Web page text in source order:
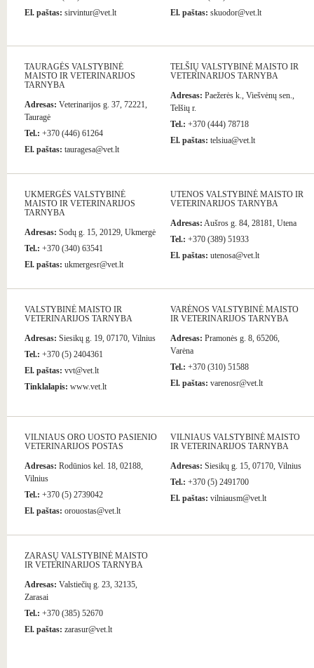
El. paštas: sirvintur@vet.lt
El. paštas: skuodor@vet.lt
TAURAGĖS VALSTYBINĖ
MAISTO IR VETERINARIJOS
TARNYBA
Adresas: Veterinarijos g. 37, 72221,
Tauragė
Tel.: +370 (446) 61264
El. paštas: tauragesa@vet.lt
TELŠIŲ VALSTYBINĖ MAISTO IR
VETERINARIJOS TARNYBA
Adresas: Paežerės k., Viešvėnų sen.,
Telšių r.
Tel.: +370 (444) 78718
El. paštas: telsiua@vet.lt
UKMERGĖS VALSTYBINĖ
MAISTO IR VETERINARIJOS
TARNYBA
Adresas: Sodų g. 15, 20129, Ukmergė
Tel.: +370 (340) 63541
El. paštas: ukmergesr@vet.lt
UTENOS VALSTYBINĖ MAISTO IR
VETERINARIJOS TARNYBA
Adresas: Aušros g. 84, 28181, Utena
Tel.: +370 (389) 51933
El. paštas: utenosa@vet.lt
VALSTYBINĖ MAISTO IR
VETERINARIJOS TARNYBA
Adresas: Siesikų g. 19, 07170, Vilnius
Tel.: +370 (5) 2404361
El. paštas: vvt@vet.lt
Tinklalapis: www.vet.lt
VARĖNOS VALSTYBINĖ MAISTO
IR VETERINARIJOS TARNYBA
Adresas: Pramonės g. 8, 65206,
Varėna
Tel.: +370 (310) 51588
El. paštas: varenosr@vet.lt
VILNIAUS ORO UOSTO PASIENIO
VETERINARIJOS POSTAS
Adresas: Rodūnios kel. 18, 02188,
Vilnius
Tel.: +370 (5) 2739042
El. paštas: orouostas@vet.lt
VILNIAUS VALSTYBINĖ MAISTO
IR VETERINARIJOS TARNYBA
Adresas: Siesikų g. 15, 07170, Vilnius
Tel.: +370 (5) 2491700
El. paštas: vilniausm@vet.lt
ZARASŲ VALSTYBINĖ MAISTO
IR VETERINARIJOS TARNYBA
Adresas: Valstiečių g. 23, 32135,
Zarasai
Tel.: +370 (385) 52670
El. paštas: zarasur@vet.lt